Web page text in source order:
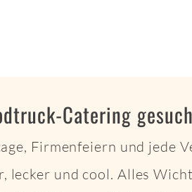
Catering
Firmenfeiern und jede
lecker und cool. Alles